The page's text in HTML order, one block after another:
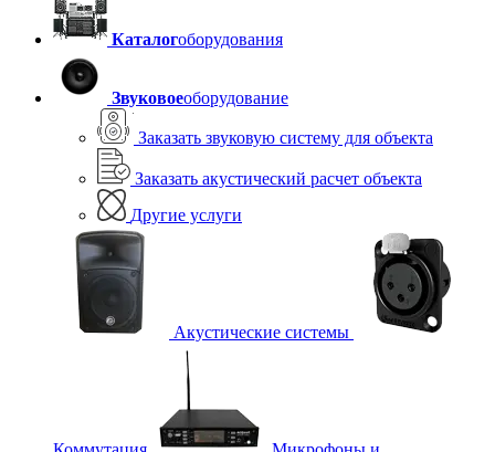
Каталогоборудования
Звуковоеоборудование
Заказать звуковую систему для объекта
Заказать акустический расчет объекта
Другие услуги
Акустические системы